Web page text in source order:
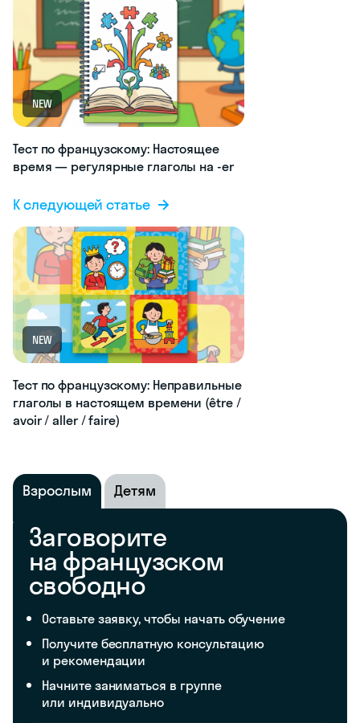
NEW
Тест по французскому: Настоящее
время — регулярные глаголы на -er
К следующей статье
NEW
Тест по французскому: Неправильные
глаголы в настоящем времени (être /
avoir / aller / faire)
Взрослым Детям
Заговорите
на французском
свободно
Оставьте заявку, чтобы начать обучение
Получите бесплатную консультацию
и рекомендации
Начните заниматься в группе
или индивидуально